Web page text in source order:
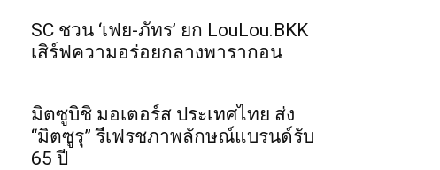
SC ชวน ‘เฟย-ภัทร’ ยก LouLou.BKK
เสิร์ฟความอร่อยกลางพารากอน
มิตซูบิชิ มอเตอร์ส ประเทศไทย ส่ง
“มิตซูรุ” รีเฟรชภาพลักษณ์แบรนด์รับ
65 ปี